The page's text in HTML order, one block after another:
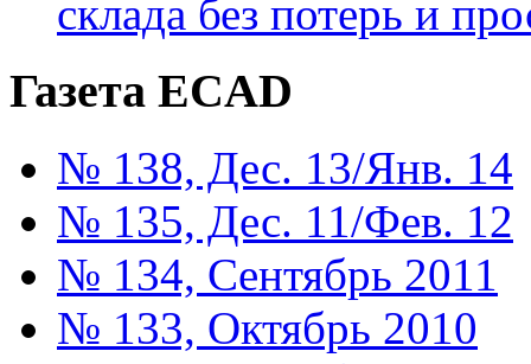
склада без потерь и
Газета ECAD
№ 138, Дес. 13/Янв. 14
№ 135, Дес. 11/Фев. 12
№ 134, Сентябрь 2011
№ 133, Октябрь 2010